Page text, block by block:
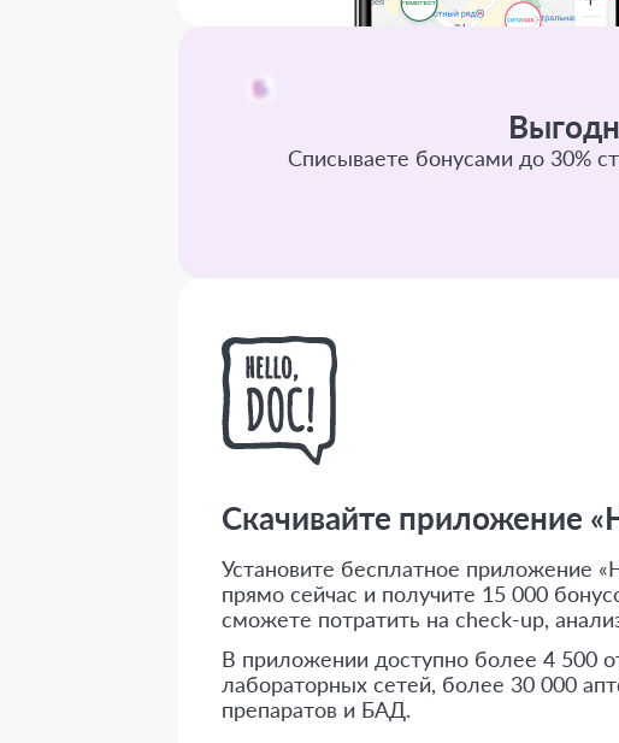
Списываете бонусами до 30%
Скачивайте приложение
Установите бесплатное приложение
прямо сейчас и получите 15 000
сможете потратить на check-up,
В приложении доступно более 4 500
лабораторных сетей, более 30 000
препаратов и БАД.